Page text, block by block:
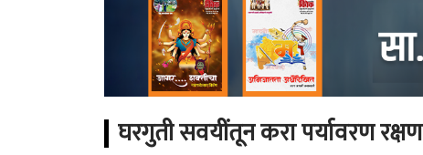
घरगुती सवयींतून करा पर्यावरण रक्षण